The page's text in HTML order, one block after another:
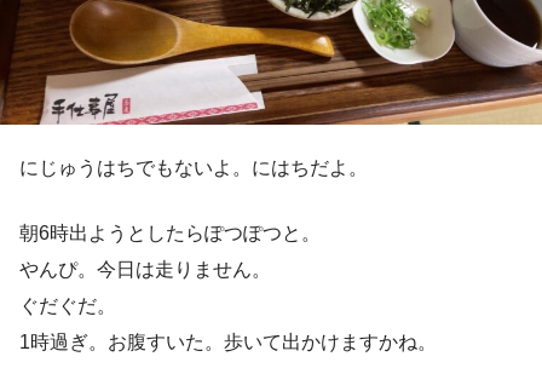
にじゅうはちでもないよ。にはちだよ。
朝6時出ようとしたらぽつぽつと。
やんぴ。今日は走りません。
ぐだぐだ。
1時過ぎ。お腹すいた。歩いて出かけますかね。